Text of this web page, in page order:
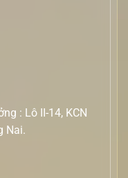
: Lô II-14, KCN
Nai.